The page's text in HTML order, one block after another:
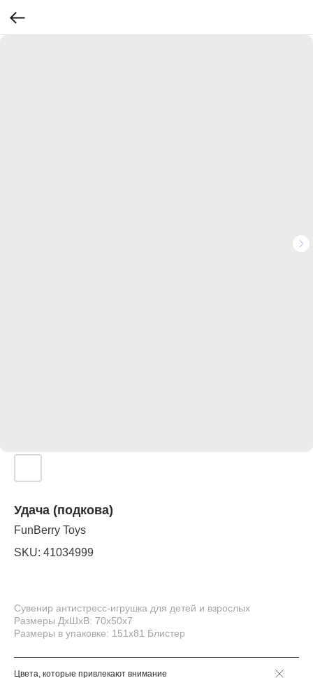
Удача (подкова)
FunBerry Toys
SKU: 41034999
Сувенир антистресс-игрушка для детей и взрослых
Размеры ДхШхВ: 70х50х7
Размеры в упаковке: 151х81 Блистер
Цвета, которые привлекают внимание